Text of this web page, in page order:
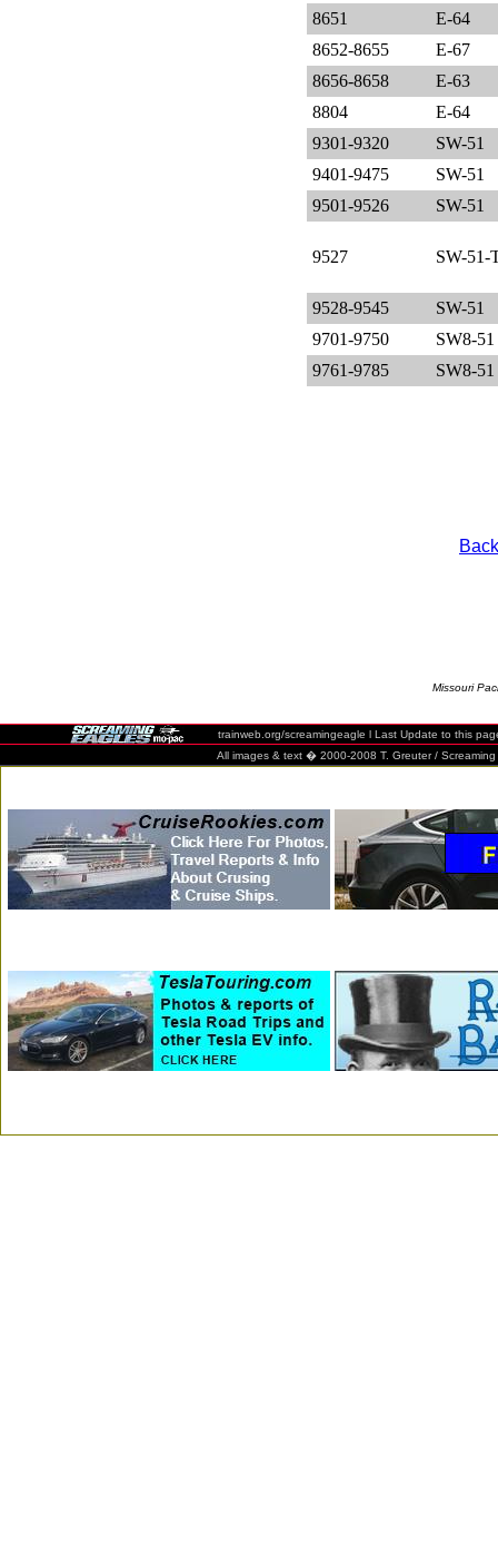
8651
E-64
8652-8655
E-67
8656-8658
E-63
8804
E-64
9301-9320
SW-51
9401-9475
SW-51
9501-9526
SW-51
9527 SW-51-
9528-9545
SW-51
9701-9750
SW8-51
9761-9785
SW8-51
Missouri
trainweb.org/screamingeagle l Last Update to this
All images & text � 2000-2008 T. Greuter / Screaming